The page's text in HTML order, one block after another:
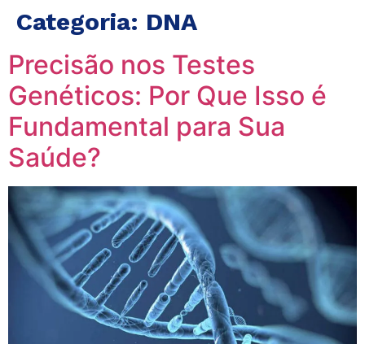
Categoria: DNA
Precisão nos Testes
Genéticos: Por Que Isso é
Fundamental para Sua
Saúde?